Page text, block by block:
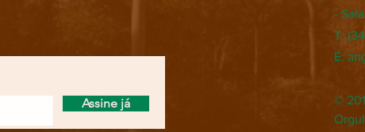
Assine já
-
T:
E:
©